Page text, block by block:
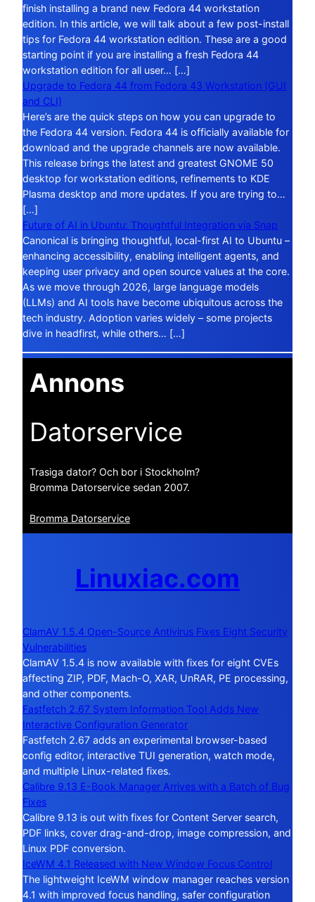
finish installing a brand new Fedora 44 workstation
edition. In this article, we will talk about a few post-install
tips for Fedora 44 workstation edition. These are a good
starting point if you are installing a fresh Fedora 44
workstation edition for all user… […]
Upgrade to Fedora 44 from Fedora 43 Workstation (GUI
and CLI)
Here’s are the quick steps on how you can upgrade to
the Fedora 44 version. Fedora 44 is officially available for
download and the upgrade channels are now available.
This release brings the latest and greatest GNOME 50
desktop for workstation editions, refinements to KDE
Plasma desktop and more updates. If you are trying to…
[…]
Future of AI in Ubuntu: Thoughtful Integration via Snap
Canonical is bringing thoughtful, local-first AI to Ubuntu –
enhancing accessibility, enabling intelligent agents, and
keeping user privacy and open source values at the core.
As we move through 2026, large language models
(LLMs) and AI tools have become ubiquitous across the
tech industry. Adoption varies widely – some projects
dive in headfirst, while others… […]
Annons
Datorservice
Trasiga dator? Och bor i Stockholm?
Bromma Datorservice sedan 2007.
Bromma Datorservice
Linuxiac.com
ClamAV 1.5.4 Open-Source Antivirus Fixes Eight Security
Vulnerabilities
ClamAV 1.5.4 is now available with fixes for eight CVEs
affecting ZIP, PDF, Mach-O, XAR, UnRAR, PE processing,
and other components.
Fastfetch 2.67 System Information Tool Adds New
Interactive Configuration Generator
Fastfetch 2.67 adds an experimental browser-based
config editor, interactive TUI generation, watch mode,
and multiple Linux-related fixes.
Calibre 9.13 E-Book Manager Arrives with a Batch of Bug
Fixes
Calibre 9.13 is out with fixes for Content Server search,
PDF links, cover drag-and-drop, image compression, and
Linux PDF conversion.
IceWM 4.1 Released with New Window Focus Control
The lightweight IceWM window manager reaches version
4.1 with improved focus handling, safer configuration